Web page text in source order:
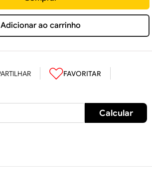
Adicionar ao carrinho